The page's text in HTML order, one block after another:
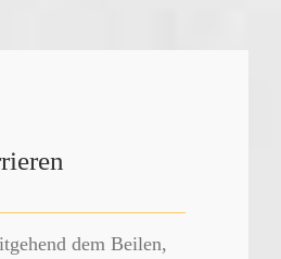
dem Beilen,